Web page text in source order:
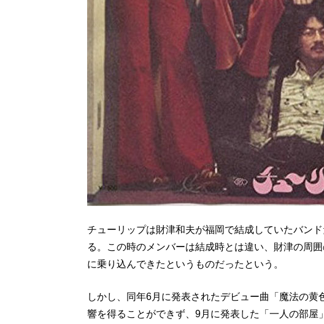
チューリップは財津和夫が福岡で結成していたバン
る。この時のメンバーは結成時とは違い、財津の周
に乗り込んできたというものだったという。
しかし、同年6月に発表されたデビュー曲「魔法の
響を得ることができず、9月に発表した「一人の部屋